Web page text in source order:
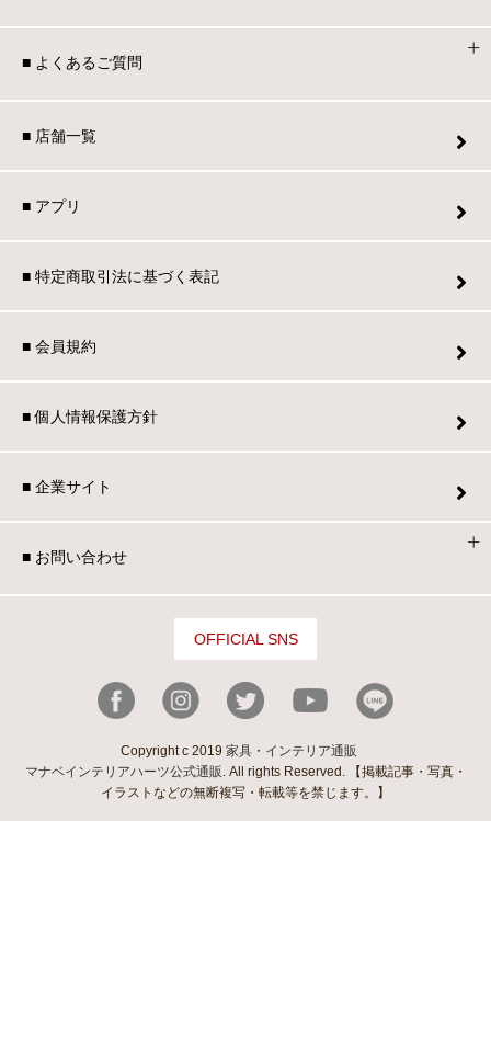
■ よくあるご質問
■ 店舗一覧
■ アプリ
■ 特定商取引法に基づく表記
■ 会員規約
■ 個人情報保護方針
■ 企業サイト
■ お問い合わせ
OFFICIAL SNS
Copyright c 2019 家具・インテリア通販
マナベインテリアハーツ公式通販 . All rights Reserved. 【掲載記事・写真・
イラストなどの無断複写・転載等を禁じます。】